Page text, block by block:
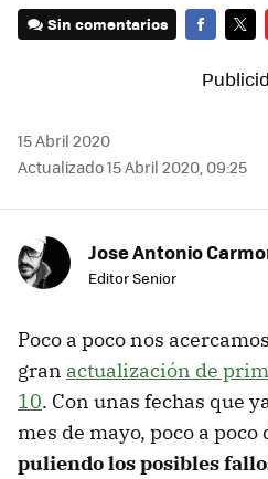
Sin comentarios
15 Abril 2020
Actualizado 15 Abril 2020, 09:25
Jose Antonio
Editor Senior
Poco a poco nos
gran actualización de
10. Con unas fechas que
mes de mayo, poco a
puliendo los posibles